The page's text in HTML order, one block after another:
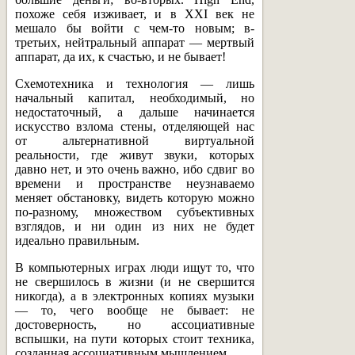
похоже себя изживает, и в XXI век не
мешало бы войти с чем-то новым; в-
третьих, нейтральный аппарат — мертвый
аппарат, да их, к счастью, и не бывает!
Схемотехника и технология — лишь
начальный капитал, необходимый, но
недостаточный, а дальше начинается
искусство взлома стены, отделяющей нас
от альтернативной виртуальной
реальности, где живут звуки, которых
давно нет, и это очень важно, ибо сдвиг во
времени и пространстве неузнаваемо
меняет обстановку, видеть которую можно
по-разному, множеством субъективных
взглядов, и ни один из них не будет
идеально правильным.
В компьютерных играх люди ищут то, что
не свершилось в жизни (и не свершится
никогда), а в электронных копиях музыки
— то, чего вообще не бывает: не
достоверность, но ассоциативные
вспышки, на пути которых стоит техника,